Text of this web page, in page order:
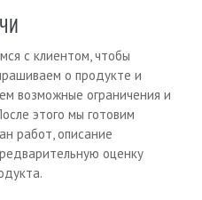
с клиентом, чтобы
о продукте и
возможные ограничения и
этого мы готовим
работ, описание
оценку